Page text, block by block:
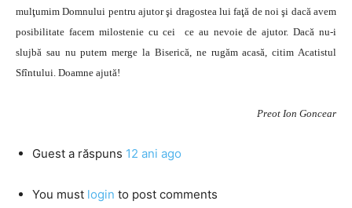
mulţumim Domnului pentru ajutor şi dragostea lui faţă de noi şi dacă avem
posibilitate facem milostenie cu cei ce au nevoie de ajutor. Dacă nu-i
slujbă sau nu putem merge la Biserică, ne rugăm acasă, citim Acatistul
Sfîntului. Doamne ajută!
Preot Ion Goncear
Guest a răspuns 12 ani ago
You must login to post comments